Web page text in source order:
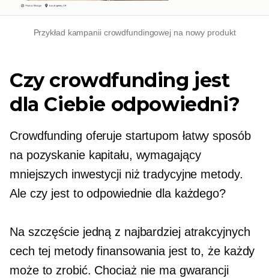
Przykład kampanii crowdfundingowej na nowy produkt
Czy crowdfunding jest
dla Ciebie odpowiedni?
Crowdfunding oferuje startupom łatwy sposób
na pozyskanie kapitału, wymagający
mniejszych inwestycji niż tradycyjne metody.
Ale czy jest to odpowiednie dla każdego?
Na szczęście jedną z najbardziej atrakcyjnych
cech tej metody finansowania jest to, że każdy
może to zrobić. Chociaż nie ma gwarancji